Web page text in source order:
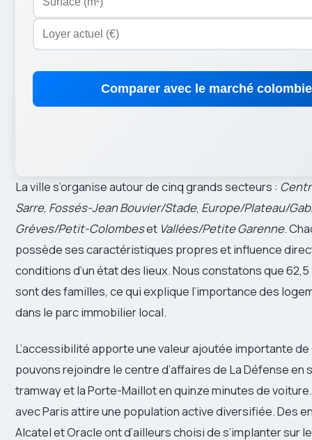
Comparer avec le marché
La ville s’organise autour de cinq grands secteurs :
Sarre, Fossés-Jean Bouvier/Stade, Europe/Plateau/
Grèves/Petit-Colombeset Vallées/Petite Garenne.
possède ses caractéristiques propres et influence
conditions d’un état des lieux. Nous constatons que
sont des familles, ce qui explique l’importance des
dans le parc immobilier local.
L’accessibilité apporte une valeur ajoutée importante
pouvons rejoindre le centre d’affaires de La Défense en
tramway et la Porte-Maillot en quinze minutes de
avec Paris attire une population active diversifiée. Des
Alcatel et Oracle ont d’ailleurs choisi de s’implanter sur